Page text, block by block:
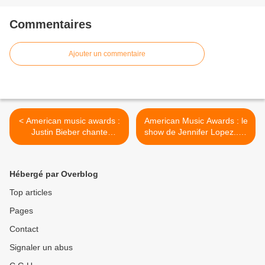
Commentaires
Ajouter un commentaire
< American music awards :
Justin Bieber chante
Mistletoe (vidéo).
American Music Awards : le
show de Jennifer Lopez...et
sa voiture...(vidéo) >
Hébergé par Overblog
Top articles
Pages
Contact
Signaler un abus